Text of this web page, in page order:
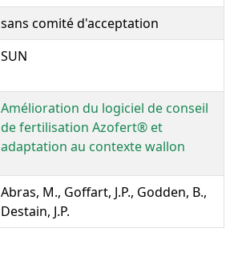
sans comité d'acceptation
SUN
Amélioration du logiciel de conseil
de fertilisation Azofert® et
adaptation au contexte wallon
Abras, M., Goffart, J.P., Godden, B.,
Destain, J.P.